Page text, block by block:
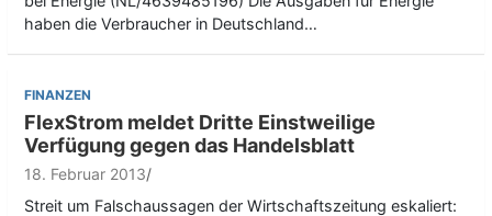
haben die Verbraucher in Deutschland…
FINANZEN
FlexStrom meldet Dritte Einstweilige
Verfügung gegen das Handelsblatt
18. Februar 2013
Streit um Falschaussagen der Wirtschaftszeitung eskaliert: